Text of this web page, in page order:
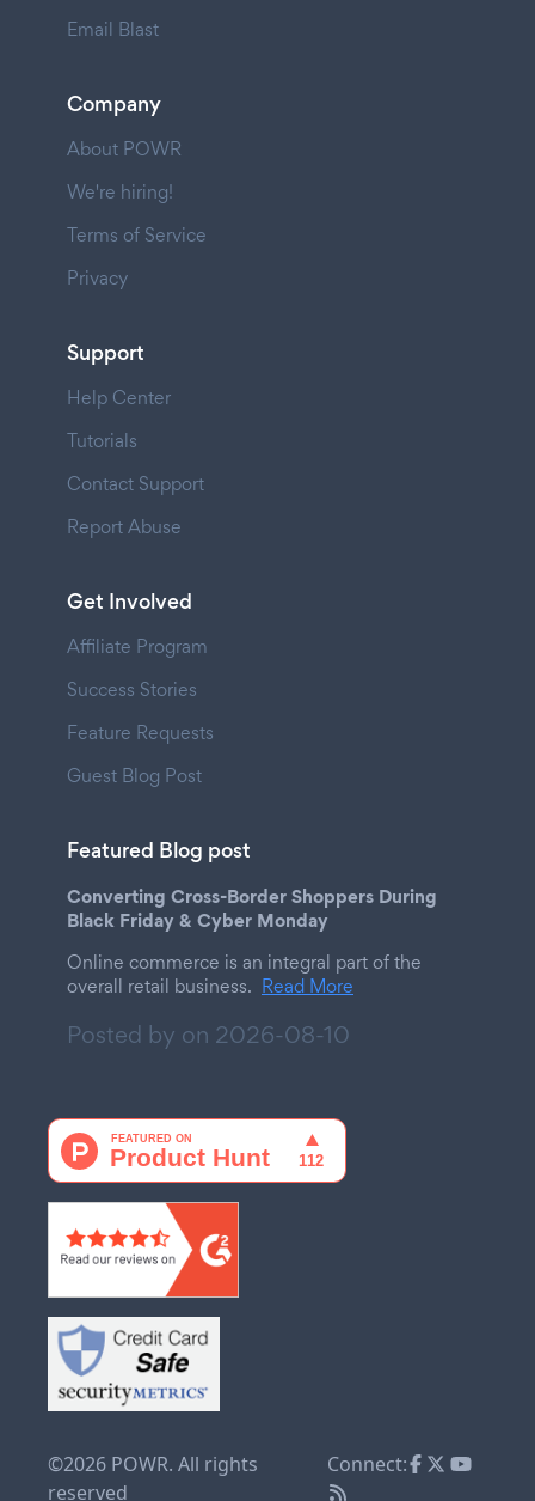
Email Blast
Company
About POWR
We're hiring!
Terms of Service
Privacy
Support
Help Center
Tutorials
Contact Support
Report Abuse
Get Involved
Affiliate Program
Success Stories
Feature Requests
Guest Blog Post
Featured Blog post
Converting Cross-Border Shoppers During
Black Friday & Cyber Monday
Online commerce is an integral part of the
overall retail business. Read More
Posted by on 2026-08-10
©2026 POWR. All rights
reserved
Connect: